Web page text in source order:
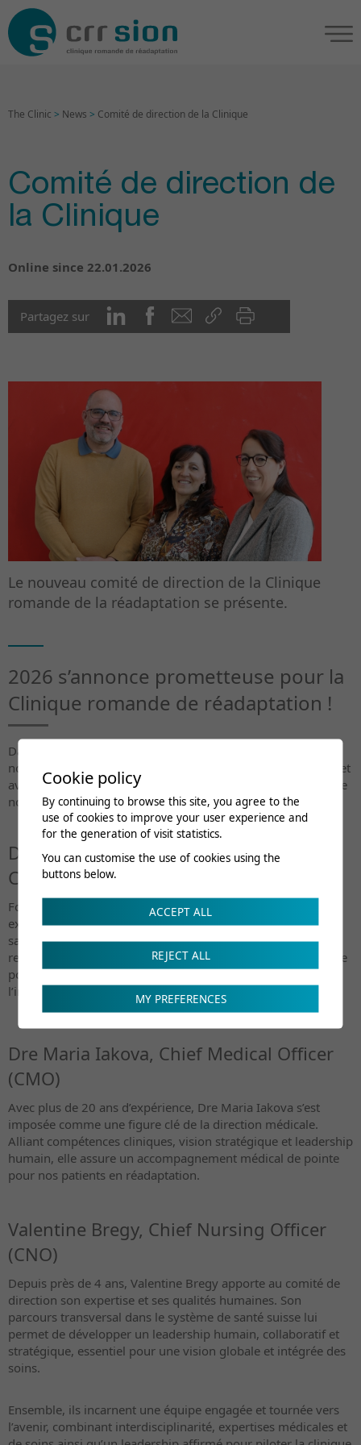
The Clinic > News > Comité de direction de la Clinique
Comité de direction de
la Clinique
Online since 22.01.2026
Partagez sur
Le nouveau comité de direction de la Clinique
romande de la réadaptation se présente.
2026 s’annonce prometteuse pour la
Clinique romande de réadaptation !
Dans un contexte d’évolution constante, nous poursuivons
notre dynamique de développement ainsi que d’excellence, et
avons le plaisir de vous présenter la nouvelle composition de
notre comité de direction :
Dario Andenmatten, Président du
Comité de Direction (PCD)
Fort d’un solide parcours professionnel et d’une grande
expérience de direction dans les domaines social et de la
santé, Dario Andenmatten allie expertise bilingue,
responsabilités stratégiques et approche interprofessionnelle
pour favoriser des collaborations solides et durables tant à
l’interne qu’à l’externe.
Dre Maria Iakova, Chief Medical Officer
(CMO)
Avec plus de 20 ans d’expérience, Dre Maria Iakova s’est
imposée comme une figure clé de la direction médicale.
Alliant compétences cliniques, vision stratégique et leadership
humain, elle assure un accompagnement médical de pointe
pour nos patients en réadaptation.
Valentine Bregy, Chief Nursing Officer
(CNO)
Depuis près de 4 ans, Valentine Bregy apporte au comité de
direction son expertise et ses qualités humaines. Son
parcours transversal dans le système de santé suisse lui
permet de développer un leadership humain, collaboratif et
stratégique, essentiel pour une vision globale et intégrée des
soins.
Ensemble, ils incarnent une équipe engagée et tournée vers
l’avenir, combinant interdisciplinarité, expertises médicales et
Cookie policy
By continuing to browse this site, you agree to the
use of cookies to improve your user experience and
for the generation of visit statistics.
You can customise the use of cookies using the
buttons below.
ACCEPT ALL
REJECT ALL
MY PREFERENCES